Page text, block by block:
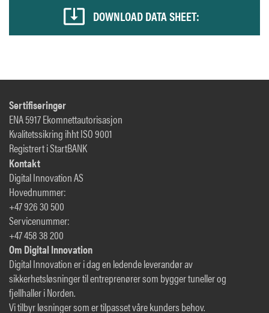
DOWNLOAD DATA SHEET:
Sertifiseringer
ENA 5917 Ekomnettautorisasjon
Kvalitetssikring ihht ISO 9001
Registrert i StartBANK
Kontakt
Digital Innovation AS
Hovednummer:
+47 926 30 500
Servicenummer:
+47 458 38 200
Om Digital Innovation
Digital Innovation er i dag en ledende leverandør av
sikkerhetsløsninger til entreprenører som bygger tuneller og
fjellhaller i Norden.
Vi tilbyr løsninger som er tilpasset våre kunders behov.